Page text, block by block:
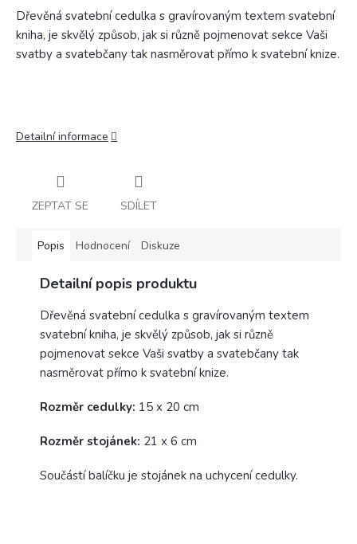
Dřevěná svatební cedulka s gravírovaným textem svatební
kniha, je skvělý způsob, jak si různě pojmenovat sekce Vaši
svatby a svatebčany tak nasměrovat přímo k svatební knize.
Detailní informace
ZEPTAT SE SDÍLET
Popis Hodnocení Diskuze
Detailní popis produktu
Dřevěná svatební cedulka s gravírovaným textem
svatební kniha, je skvělý způsob, jak si různě
pojmenovat sekce Vaši svatby a svatebčany tak
nasměrovat přímo k svatební knize.
Rozměr cedulky: 15 x 20 cm
Rozměr stojánek: 21 x 6 cm
Součástí balíčku je stojánek na uchycení cedulky.